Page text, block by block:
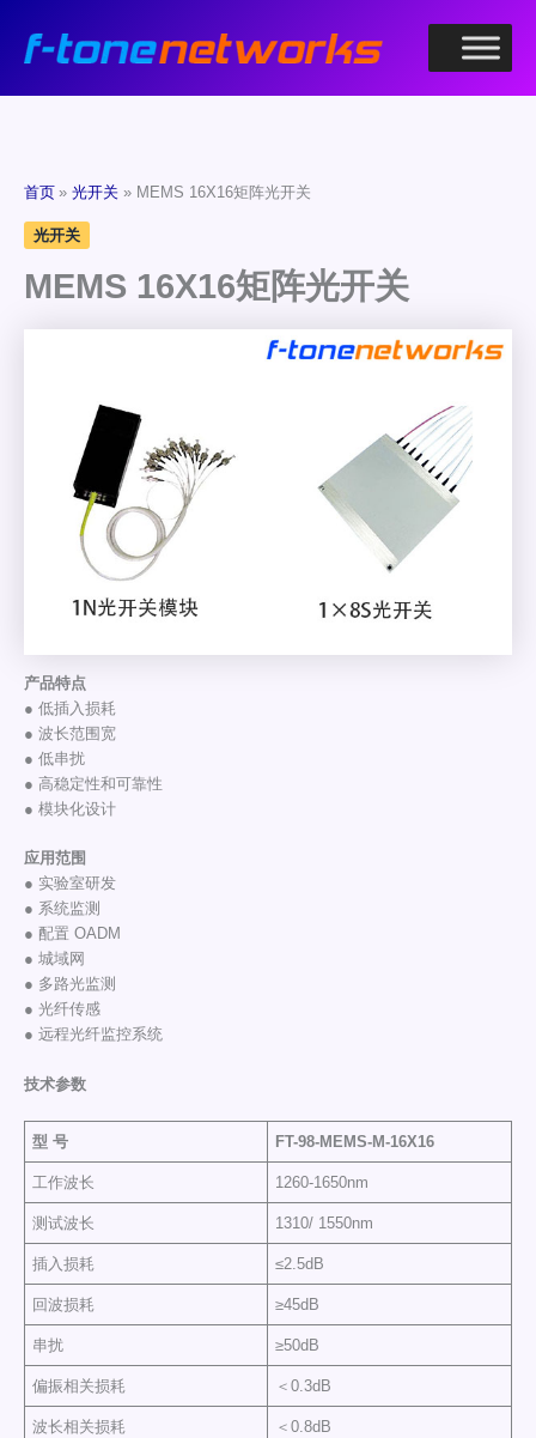
首页 光开关 MEMS 16X16矩阵光开关
光开关
MEMS 16X16矩阵光开关
产品特点
● 低插入损耗
● 波长范围宽
● 低串扰
● 高稳定性和可靠性
● 模块化设计
应用范围
● 实验室研发
● 系统监测
● 配置 OADM
● 城域网
● 多路光监测
● 光纤传感
● 远程光纤监控系统
技术参数
型 号 FT-98-MEMS-M-16X16
工作波长 1260-1650nm
测试波长 1310/ 1550nm
插入损耗 ≤2.5dB
回波损耗 ≥45dB
串扰 ≥50dB
偏振相关损耗 ＜0.3dB
波长相关损耗 ＜0.8dB